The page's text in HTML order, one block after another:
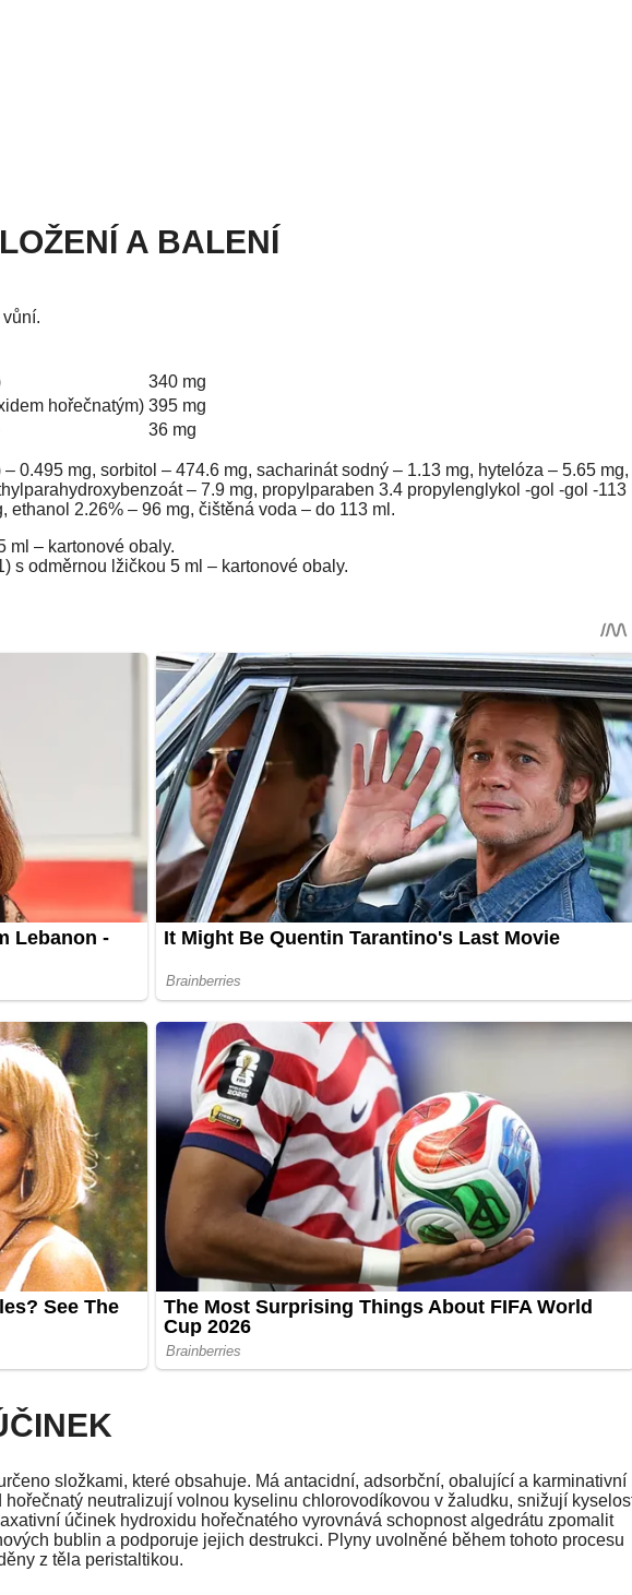
A BALENÍ
340 mg
hořečnatým) 395 mg
36 mg
0.495 mg, sorbitol – 474.6 mg, sacharinát sodný – 1.13 mg, hytelóza – 5.65 mg,
– 7.9 mg, propylparaben 3.4 propylenglykol -gol -gol -113
ethanol 2.26% – 96 mg, čištěná voda – do 113 ml.
ml – kartonové obaly.
s odměrnou lžičkou 5 ml – kartonové obaly.
složkami, které obsahuje. Má antacidní, adsorbční, obalující a karminativní
neutralizují volnou kyselinu chlorovodíkovou v žaludku, snižují
účinek hydroxidu hořečnatého vyrovnává schopnost algedrátu zpomalit
bublin a podporuje jejich destrukci. Plyny uvolněné během tohoto procesu
z těla peristaltikou.